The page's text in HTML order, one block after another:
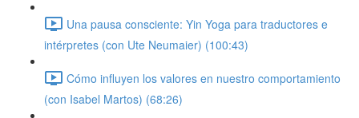
Una pausa consciente: Yin Yoga para traductores e
intérpretes (con Ute Neumaier) (100:43)
Cómo influyen los valores en nuestro comportamiento
(con Isabel Martos) (68:26)